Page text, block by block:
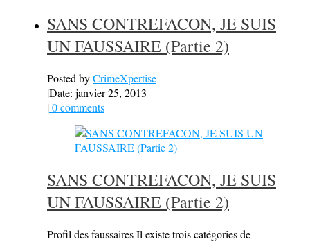
SANS CONTREFACON, JE SUIS
UN FAUSSAIRE (Partie 2)
Posted byCrimeXpertise
|Date: janvier 25, 2013
|0 comments
SANS CONTREFACON, JE SUIS
UN FAUSSAIRE (Partie 2)
Profil des faussaires Il existe trois catégories de